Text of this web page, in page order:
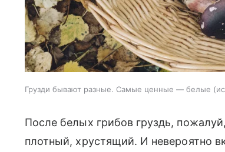
Грузди бывают разные. Самые ценные — белые
После белых грибов груздь,
плотный, хрустящий. И невероятно